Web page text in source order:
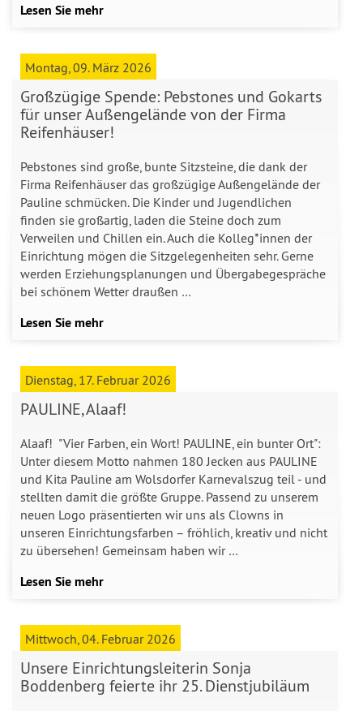
Lesen Sie mehr
Montag, 09. März 2026
Großzügige Spende: Pebstones und Gokarts
für unser Außengelände von der Firma
Reifenhäuser!
Pebstones sind große, bunte Sitzsteine, die dank der
Firma Reifenhäuser das großzügige Außengelände der
Pauline schmücken. Die Kinder und Jugendlichen
finden sie großartig, laden die Steine doch zum
Verweilen und Chillen ein. Auch die Kolleg*innen der
Einrichtung mögen die Sitzgelegenheiten sehr. Gerne
werden Erziehungsplanungen und Übergabegespräche
bei schönem Wetter draußen …
Lesen Sie mehr
Dienstag, 17. Februar 2026
PAULINE, Alaaf!
Alaaf! "Vier Farben, ein Wort! PAULINE, ein bunter Ort":
Unter diesem Motto nahmen 180 Jecken aus PAULINE
und Kita Pauline am Wolsdorfer Karnevalszug teil - und
stellten damit die größte Gruppe. Passend zu unserem
neuen Logo präsentierten wir uns als Clowns in
unseren Einrichtungsfarben – fröhlich, kreativ und nicht
zu übersehen! Gemeinsam haben wir …
Lesen Sie mehr
Mittwoch, 04. Februar 2026
Unsere Einrichtungsleiterin Sonja
Boddenberg feierte ihr 25. Dienstjubiläum